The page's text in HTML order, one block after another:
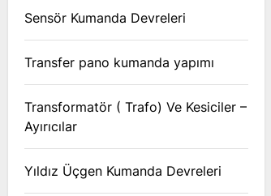
Sensör Kumanda Devreleri
Transfer pano kumanda yapımı
Transformatör ( Trafo) Ve Kesiciler –
Ayırıcılar
Yıldız Üçgen Kumanda Devreleri